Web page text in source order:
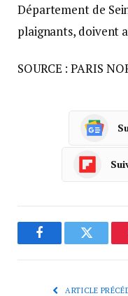
Département de
plaignants, doivent
SOURCE : PARIS
FacebookTwitter
ARTICLE